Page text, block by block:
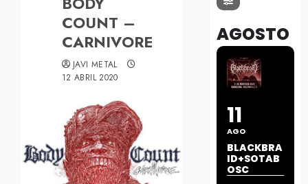
COUNT –
CARNIVORE
JAVI METAL
12 ABRIL 2020
AGOSTO
11
AGO
BLACKBRA
ID+SOTAB
OSC